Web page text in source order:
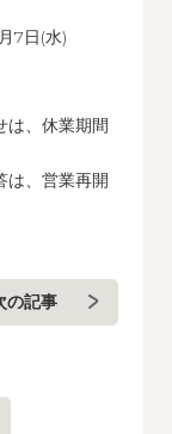
7日(水)
は、休業期間
は、営業再開
の記事